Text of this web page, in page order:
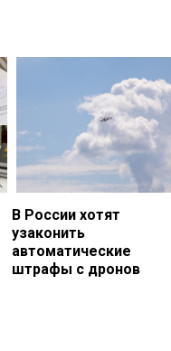
В России хотят
узаконить
автоматические
штрафы с дронов